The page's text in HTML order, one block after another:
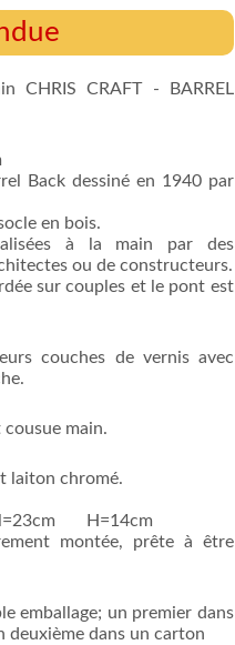
CHRIS CRAFT - BARREL
Back dessiné en 1940 par
en bois.
à la main par des
ou de constructeurs.
sur couples et le pont est
couches de vernis avec
cousue main.
laiton chromé.
H=14cm
montée, prête à être
emballage; un premier dans
deuxième dans un carton